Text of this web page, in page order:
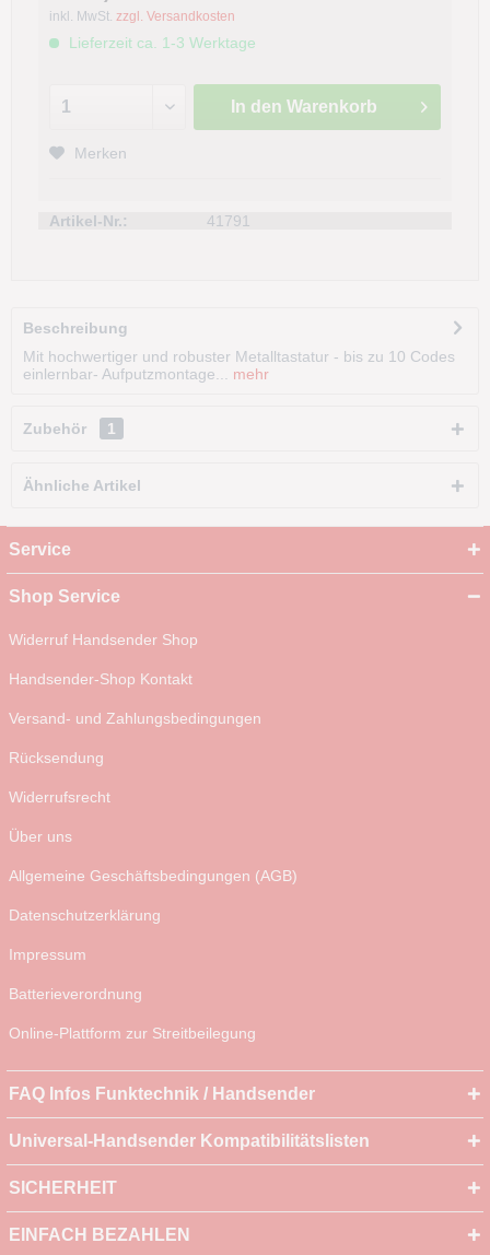
inkl. MwSt. zzgl. Versandkosten
Lieferzeit ca. 1-3 Werktage
In den Warenkorb
Merken
Artikel-Nr.: 41791
Beschreibung
Mit hochwertiger und robuster Metalltastatur - bis zu 10 Codes
einlernbar- Aufputzmontage... mehr
Zubehör 1
Ähnliche Artikel
Service
Shop Service
Widerruf Handsender Shop
Handsender-Shop Kontakt
Versand- und Zahlungsbedingungen
Rücksendung
Widerrufsrecht
Über uns
Allgemeine Geschäftsbedingungen (AGB)
Datenschutzerklärung
Impressum
Batterieverordnung
Online-Plattform zur Streitbeilegung
FAQ Infos Funktechnik / Handsender
Universal-Handsender Kompatibilitätslisten
SICHERHEIT
EINFACH BEZAHLEN